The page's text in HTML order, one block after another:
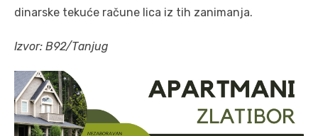
dinarske tekuće račune lica iz tih zanimanja.
Izvor: B92/Tanjug